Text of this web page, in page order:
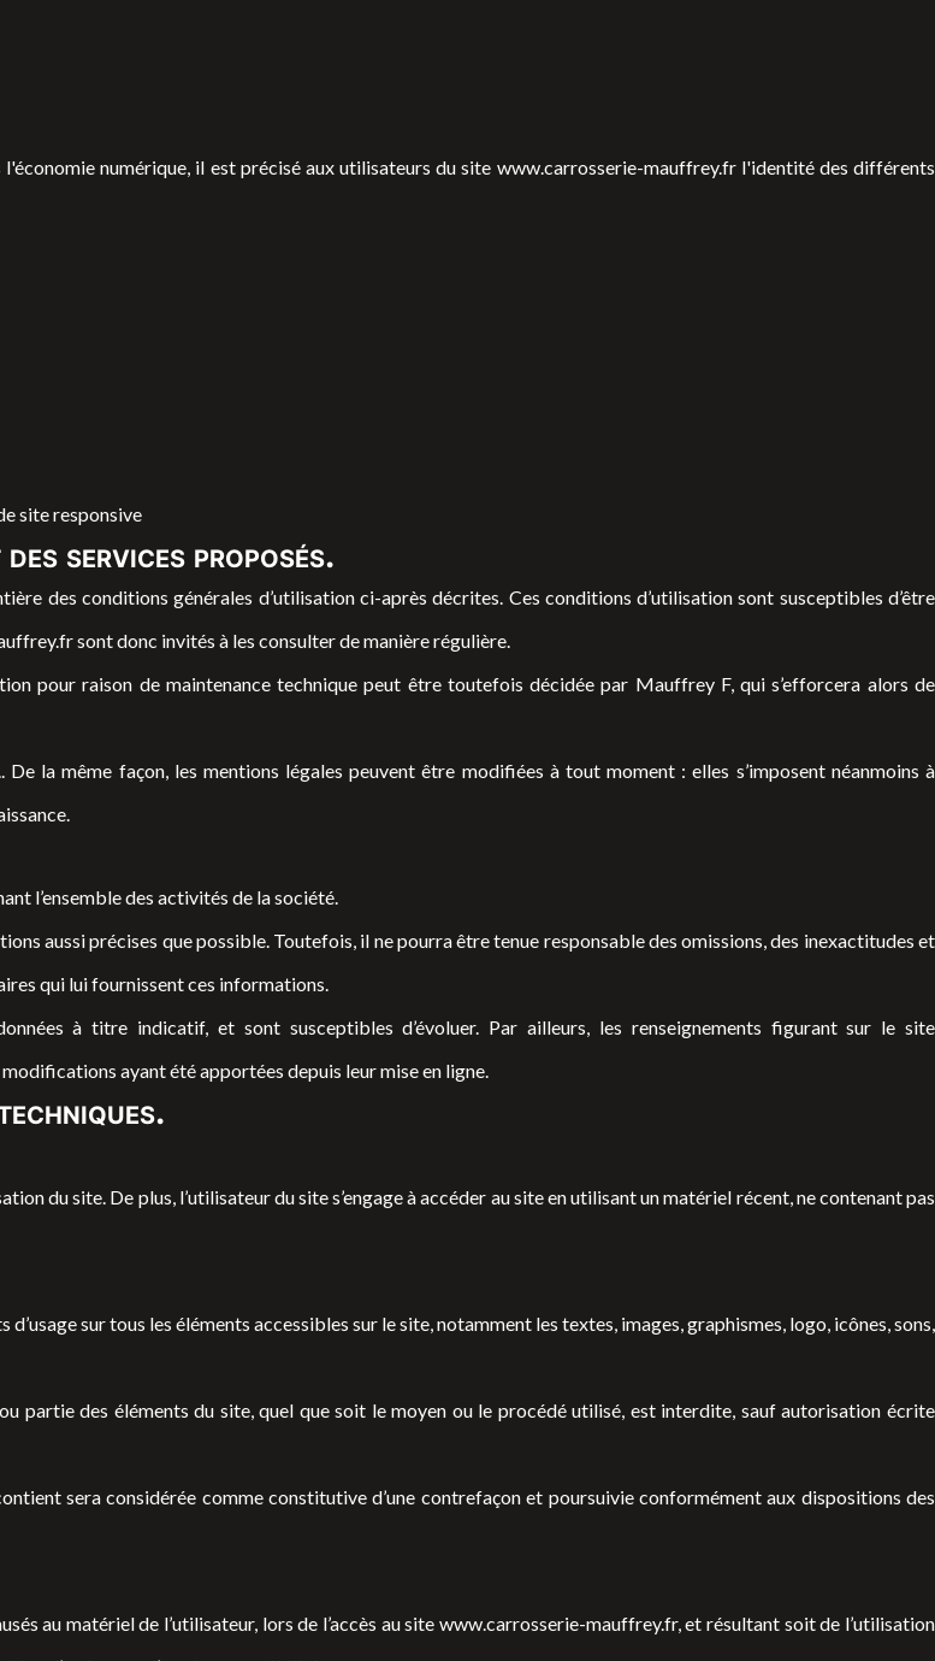
numérique, il est précisé aux utilisateurs du site www.carrosserie-mauffrey.frl'identité des différents
site responsive
services proposés.
des conditions générales d’utilisation ci-après décrites. Ces conditions d’utilisation sont susceptibles d’être
sont donc invités à les consulter de manière régulière.
pour raison de maintenance technique peut être toutefois décidée par Mauffrey F, qui s’efforcera alors de
la même façon, les mentions légales peuvent être modifiées à tout moment : elles s’imposent néanmoins à
l’ensemble des activités de la société.
aussi précises que possible. Toutefois, il ne pourra être tenue responsable des omissions, des inexactitudes et
qui lui fournissent ces informations.
à titre indicatif, et sont susceptibles d’évoluer. Par ailleurs, les renseignements figurant sur le site
ayant été apportées depuis leur mise en ligne.
du site. De plus, l’utilisateur du site s’engage à accéder au site en utilisant un matériel récent, ne contenant pas
sur tous les éléments accessibles sur le site, notamment les textes, images, graphismes, logo, icônes, sons,
des éléments du site, quel que soit le moyen ou le procédé utilisé, est interdite, sauf autorisation écrite
sera considérée comme constitutive d’une contrefaçon et poursuivie conformément aux dispositions des
au matériel de l’utilisateur, lors de l’accès au site www.carrosserie-mauffrey.fr, et résultant soit de l’utilisation